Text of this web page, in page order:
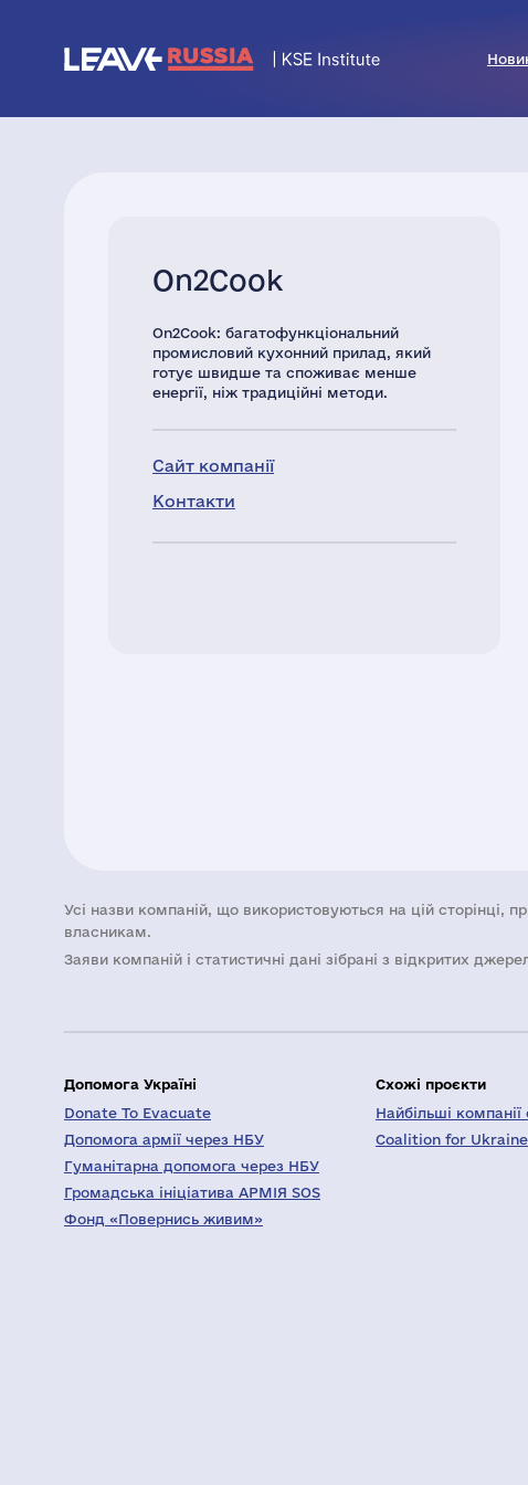
On2Cook
On2Cook: багатофункціональний
промисловий кухонний прилад, який
готує швидше та споживає менше
енергії, ніж традиційні методи.
Сайт компанії
Контакти
Усі назви компаній, що використовуються на цій сторінці,
власникам.
Заяви компаній i статистичні дані зібрані з відкритих
Допомога Україні
Donate To Evacuate
Допомога армії через НБУ
Гуманітарна допомога через НБУ
Громадська ініціатива АРМІЯ SOS
Фонд «Повернись живим»
Схожі проєкти
Найбільші компанії
Coalition for Ukraine